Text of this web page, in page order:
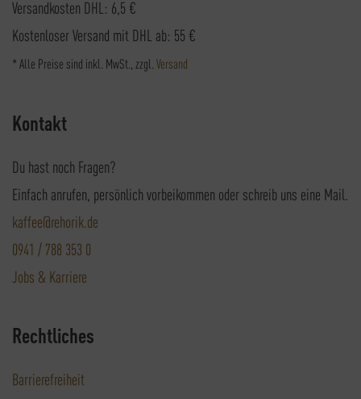
Versandkosten DHL: 6,5 €
Kostenloser Versand mit DHL ab: 55 €
* Alle Preise sind inkl. MwSt., zzgl. Versand
Kontakt
Du hast noch Fragen?
Einfach anrufen, persönlich vorbeikommen oder schreib uns eine Mail.
kaffee@rehorik.de
0941 / 788 353 0
Jobs & Karriere
Rechtliches
Barrierefreiheit